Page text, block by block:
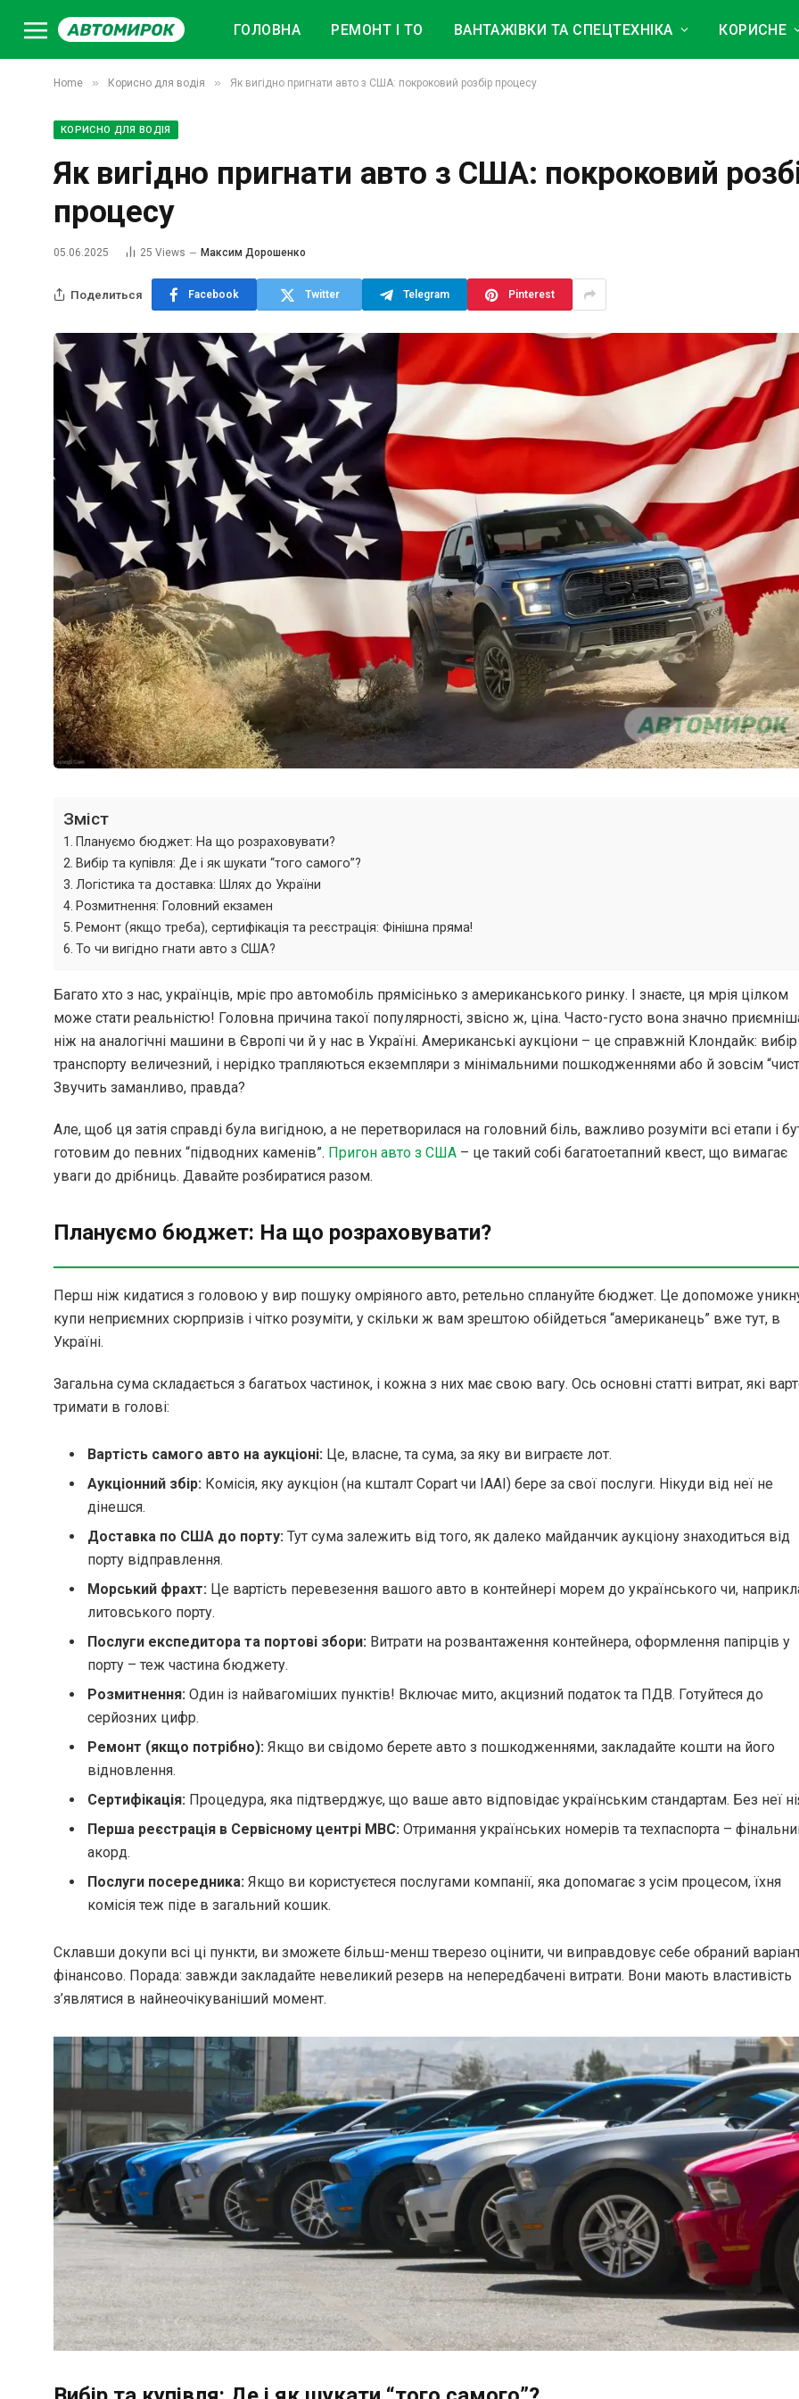
ГОЛОВНА РЕМОНТ І ТО ВАНТАЖІВКИ ТА СПЕЦТЕХНІКА КОРИСНЕ
Home » Корисно для водія » Як вигідно пригнати авто з США: покроковий розбір процесу
КОРИСНО ДЛЯ ВОДІЯ
Як вигідно пригнати авто з США: покроковий
процесу
05.06.2025 25 Views Максим Дорошенко
Поделиться Facebook Twitter Telegram Pinterest
Зміст
Плануємо бюджет: На що розраховувати?
Вибір та купівля: Де і як шукати “того самого”?
Логістика та доставка: Шлях до України
Розмитнення: Головний екзамен
Ремонт (якщо треба), сертифікація та реєстрація: Фінішна пряма!
То чи вигідно гнати авто з США?
Багато хто з нас, українців, мріє про автомобіль прямісінько з американського ринку. І знаєте, ця мрія цілком
може стати реальністю! Головна причина такої популярності, звісно ж, ціна. Часто-густо вона значно
ніж на аналогічні машини в Європі чи й у нас в Україні. Американські аукціони – це справжній Клондайк: вибір
транспорту величезний, і нерідко трапляються екземпляри з мінімальними пошкодженнями або й зовсім
Звучить заманливо, правда?
Але, щоб ця затія справді була вигідною, а не перетворилася на головний біль, важливо розуміти всі етапи і
готовим до певних “підводних каменів”. Пригон авто з США – це такий собі багатоетапний квест, що вимагає
уваги до дрібниць. Давайте розбиратися разом.
Плануємо бюджет: На що розраховувати?
Перш ніж кидатися з головою у вир пошуку омріяного авто, ретельно сплануйте бюджет. Це допоможе
купи неприємних сюрпризів і чітко розуміти, у скільки ж вам зрештою обійдеться “американець” вже тут, в
Україні.
Загальна сума складається з багатьох частинок, і кожна з них має свою вагу. Ось основні статті витрат, які
тримати в голові:
Вартість самого авто на аукціоні: Це, власне, та сума, за яку ви виграєте лот.
Аукціонний збір: Комісія, яку аукціон (на кшталт Copart чи IAAI) бере за свої послуги. Нікуди від неї не
дінешся.
Доставка по США до порту: Тут сума залежить від того, як далеко майданчик аукціону знаходиться від
порту відправлення.
Морський фрахт: Це вартість перевезення вашого авто в контейнері морем до українського чи,
литовського порту.
Послуги експедитора та портові збори: Витрати на розвантаження контейнера, оформлення папірців у
порту – теж частина бюджету.
Розмитнення: Один із найвагоміших пунктів! Включає мито, акцизний податок та ПДВ. Готуйтеся до
серйозних цифр.
Ремонт (якщо потрібно): Якщо ви свідомо берете авто з пошкодженнями, закладайте кошти на його
відновлення.
Сертифікація: Процедура, яка підтверджує, що ваше авто відповідає українським стандартам. Без неї
Перша реєстрація в Сервісному центрі МВС: Отримання українських номерів та техпаспорта –
акорд.
Послуги посередника: Якщо ви користуєтеся послугами компанії, яка допомагає з усім процесом, їхня
комісія теж піде в загальний кошик.
Склавши докупи всі ці пункти, ви зможете більш-менш тверезо оцінити, чи виправдовує себе обраний
фінансово. Порада: завжди закладайте невеликий резерв на непередбачені витрати. Вони мають властивість
з’являтися в найнеочікуваніший момент.